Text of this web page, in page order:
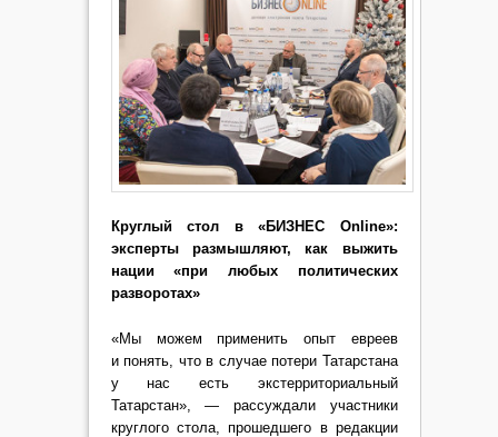
Круглый стол в «БИЗНЕС Online»:
эксперты размышляют, как выжить
нации «при любых политических
разворотах»
«Мы можем применить опыт евреев
и понять, что в случае потери Татарстана
у нас есть экстерриториальный
Татарстан», — рассуждали участники
круглого стола, прошедшего в редакции